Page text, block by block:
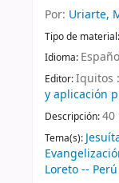
Por: Uriarte,
Tipo de material:
Idioma:
Editor:Iquitos :
y aplicación
Descripción:40
Tema(s):
Loreto -- Perú